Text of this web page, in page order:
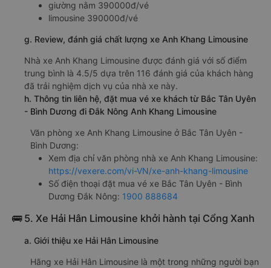
giường nằm 390000đ/vé
limousine 390000đ/vé
g. Review, đánh giá chất lượng xe Anh Khang Limousine
Nhà xe Anh Khang Limousine được đánh giá với số điểm
trung bình là 4.5/5 dựa trên 116 đánh giá của khách hàng
đã trải nghiệm dịch vụ của nhà xe này.
h. Thông tin liên hệ, đặt mua vé xe khách từ Bắc Tân Uyên
- Bình Dương đi Đắk Nông Anh Khang Limousine
Văn phòng xe Anh Khang Limousine ở Bắc Tân Uyên -
Bình Dương:
Xem địa chỉ văn phòng nhà xe Anh Khang Limousine:
https://vexere.com/vi-VN/xe-anh-khang-limousine
Số điện thoại đặt mua vé xe Bắc Tân Uyên - Bình
Dương Đắk Nông: 1900 888684
🚌 5. Xe Hải Hân Limousine khởi hành tại Cổng Xanh
a. Giới thiệu xe Hải Hân Limousine
Hãng xe Hải Hân Limousine là một trong những người bạn